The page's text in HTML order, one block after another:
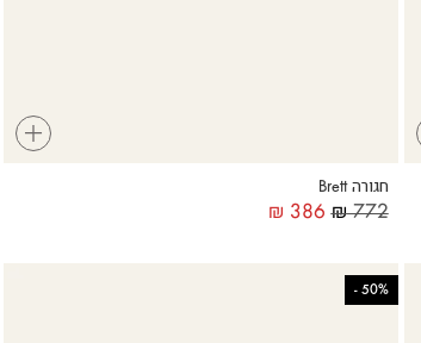
+
חגורה Brett
₪772
₪ 386
50%
-